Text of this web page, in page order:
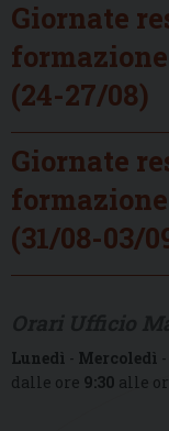
Giornate
(24-27/08)
Giornate
(31/08-03/
Lunedì - Mercoledì -
dalle ore 9:30 alle